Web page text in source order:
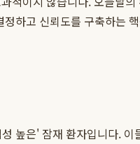
하고 신뢰도를 구축하는
높은' 잠재 환자입니다.